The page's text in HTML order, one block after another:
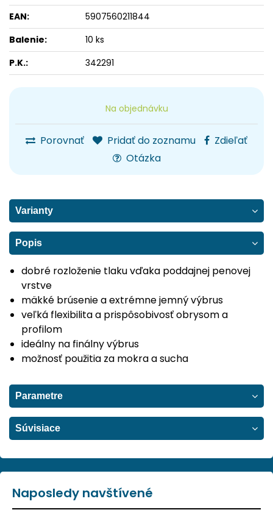
Na objednávku
Porovnať Pridať do zoznamu
Zdieľať
Otázka
EAN:
5907560211844
Balenie:
10 ks
P.K.:
342291
Varianty
Popis
dobré rozloženie tlaku vďaka poddajnej penovej
vrstve
mäkké brúsenie a extrémne jemný výbrus
veľká flexibilita a prispôsobivosť obrysom a
profilom
ideálny na finálny výbrus
možnosť použitia za mokra a sucha
Parametre
Súvisiace
Naposledy navštívené